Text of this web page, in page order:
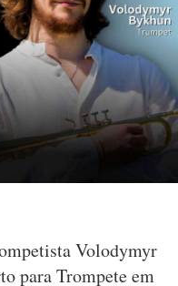
Volodymyr
para Trompete em